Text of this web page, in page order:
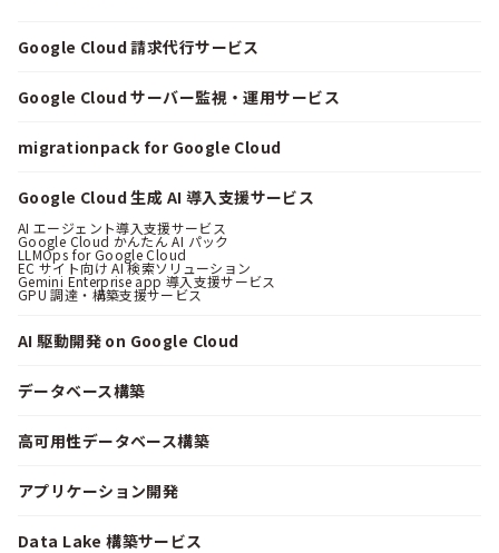
Google Cloud 請求代行サービス
Google Cloud サーバー監視・運用サービス
migrationpack for Google Cloud
Google Cloud 生成 AI 導入支援サービス
AI エージェント導入支援サービス
Google Cloud かんたん AI パック
LLMOps for Google Cloud
EC サイト向け AI 検索ソリューション
Gemini Enterprise app 導入支援サービス
GPU 調達・構築支援サービス
AI 駆動開発 on Google Cloud
データベース構築
高可用性データベース構築
アプリケーション開発
Data Lake 構築サービス